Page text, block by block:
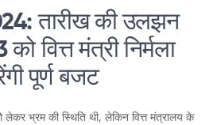
तारीख की उलझन
वित्त मंत्री निर्मला
पूर्ण बजट
भ्रम की स्थिति थी, लेकिन वित्त मंत्रालय के